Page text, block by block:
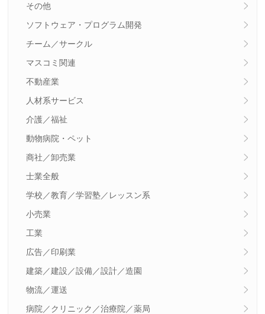
その他
ソフトウェア・プログラム開発
チーム／サークル
マスコミ関連
不動産業
人材系サービス
介護／福祉
動物病院・ペット
商社／卸売業
士業全般
学校／教育／学習塾／レッスン系
小売業
工業
広告／印刷業
建築／建設／設備／設計／造園
物流／運送
病院／クリニック／治療院／薬局